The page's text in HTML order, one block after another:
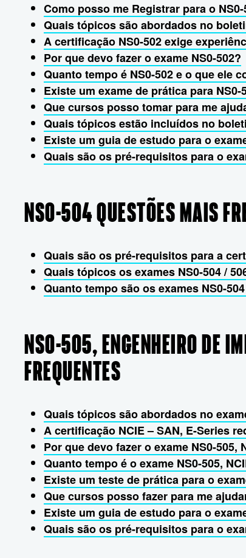
Como posso me Registrar para o NS0-
Quais tópicos são abordados no
A certificação NS0-502 exige
Por que devo fazer o exame NS0-502?
Quanto tempo é NS0-502 e o que ele
Existe um exame de prática para NS0-
Que cursos posso tomar para me
Quais tópicos estão incluídos no
Existe um guia de estudo para o
Quais são os pré-requisitos para o
NS0-504 QUESTÕES MAIS
Quais são os pré-requisitos para a
Quais tópicos os exames NS0-504 /
Quanto tempo são os exames NS0-
NS0-505, ENGENHEIRO DE
FREQUENTES
Quais tópicos são abordados no
A certificação NCIE – SAN, E-Series
Por que devo fazer o exame NS0-505,
Quanto tempo é o exame NS0-505,
Existe um teste de prática para o
Que cursos posso fazer para me
Existe um guia de estudo para o
Quais são os pré-requisitos para o